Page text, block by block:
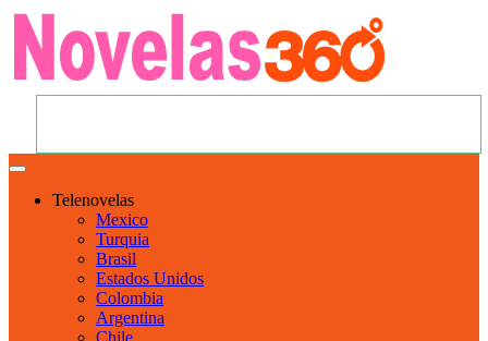
Telenovelas
Mexico
Turquia
Brasil
Estados Unidos
Colombia
Argentina
Chile